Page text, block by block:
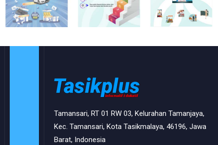
Tamansari, RT 01 RW 03, Kelurahan Tamanjaya,
Kec. Tamansari, Kota Tasikmalaya, 46196, Jawa
Barat, Indonesia